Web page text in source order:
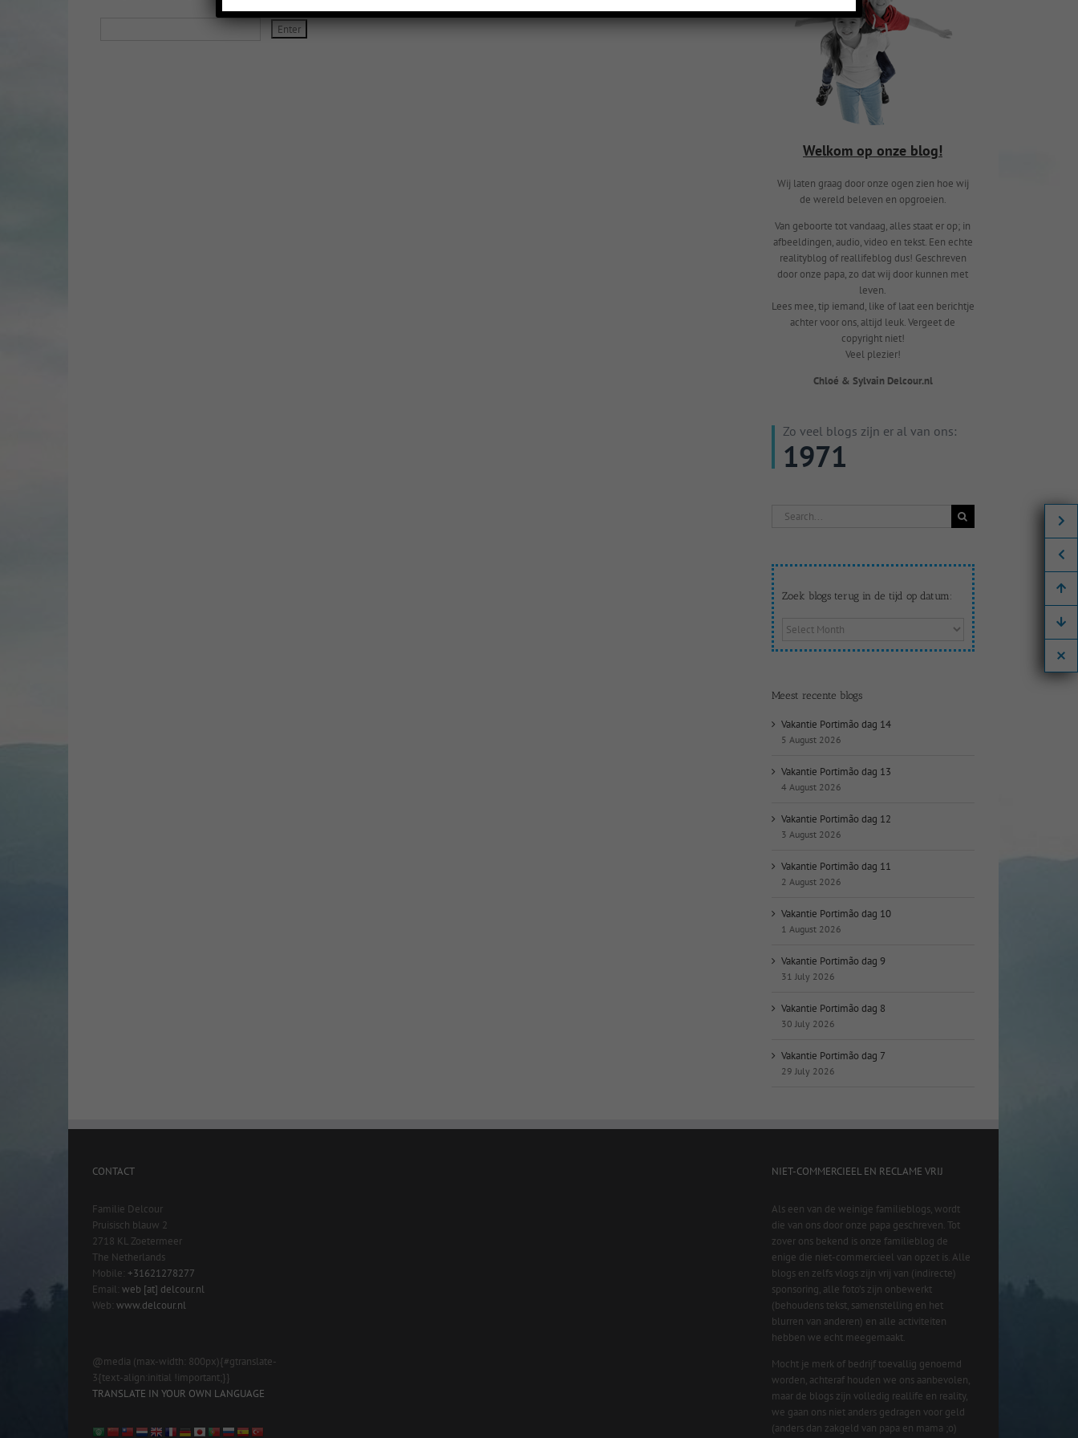
Welkom op onze blog!
Wij laten graag door onze ogen zien hoe wij
de wereld beleven en opgroeien.
Van geboorte tot vandaag, alles staat er op; in
afbeeldingen, audio, video en tekst. Een echte
realityblog of reallifeblog dus! Geschreven
door onze papa, zo dat wij door kunnen met
leven.
Lees mee, tip iemand, like of laat een berichtje
achter voor ons, altijd leuk. Vergeet de
copyright niet!
Veel plezier!
Chloé & Sylvain Delcour.nl
Zo veel blogs zijn er al van ons:
1971
Search
Zoek blogs terug in de tijd op datum:
Zoek
op
datum:
Meest recente blogs
Vakantie Portimão dag 14
5 August 2026
Vakantie Portimão dag 13
4 August 2026
Vakantie Portimão dag 12
3 August 2026
Vakantie Portimão dag 11
2 August 2026
Vakantie Portimão dag 10
1 August 2026
Vakantie Portimão dag 9
31 July 2026
Vakantie Portimão dag 8
30 July 2026
Vakantie Portimão dag 7
29 July 2026
CONTACT
Familie Delcour
Pruisisch blauw 2
2718 KL Zoetermeer
The Netherlands
Mobile: +31621278277
Email: web [at] delcour.nl
Web: www.delcour.nl
@media (max-width: 800px){#gtranslate-
3{text-align:initial !important;}}
TRANSLATE IN YOUR OWN LANGUAGE
NIET-COMMERCIEEL EN RECLAME VRIJ
Als een van de weinige familieblogs, wordt
die van ons door onze papa geschreven. Tot
zover ons bekend is onze familieblog de
enige die niet-commercieel van opzet is. Alle
blogs en zelfs vlogs zijn vrij van (indirecte)
sponsoring, alle foto’s zijn onbewerkt
(behoudens tekst, samenstelling en het
blurren van anderen) en alle activiteiten
hebben we echt meegemaakt.
Mocht je merk of bedrijf toevallig genoemd
worden, achteraf houden we ons aanbevolen,
maar de blogs zijn volledig reallife en reality,
we gaan ons niet anders gedragen voor geld
(anders dan zakgeld van papa en mama ;o)